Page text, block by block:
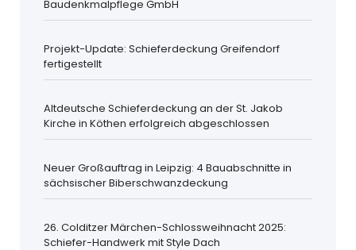
Baudenkmalpflege GmbH
Projekt-Update: Schieferdeckung Greifendorf
fertigestellt
Altdeutsche Schieferdeckung an der St. Jakob
Kirche in Köthen erfolgreich abgeschlossen
Neuer Großauftrag in Leipzig: 4 Bauabschnitte in
sächsischer Biberschwanzdeckung
26. Colditzer Märchen-Schlossweihnacht 2025:
Schiefer-Handwerk mit Style Dach